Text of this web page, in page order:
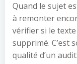
Quand le sujet
à remonter
vérifier si le
supprimé. C’est
qualité d’un audit.